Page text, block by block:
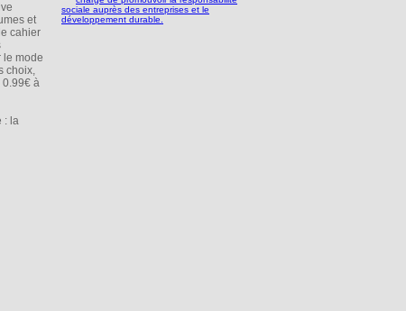
et
cahier
le mode
choix,
0.99€ à
: la